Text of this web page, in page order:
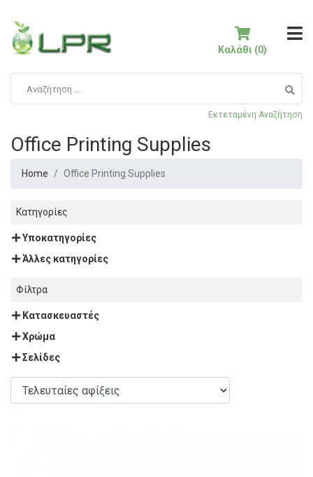
Εκτεταμένη Αναζήτηση
Καλάθι (0)
Office Printing Supplies
Home Office Printing Supplies
Κατηγορίες
Υποκατηγορίες
Άλλες κατηγορίες
Φίλτρα
Κατασκευαστές
Χρώμα
Σελίδες